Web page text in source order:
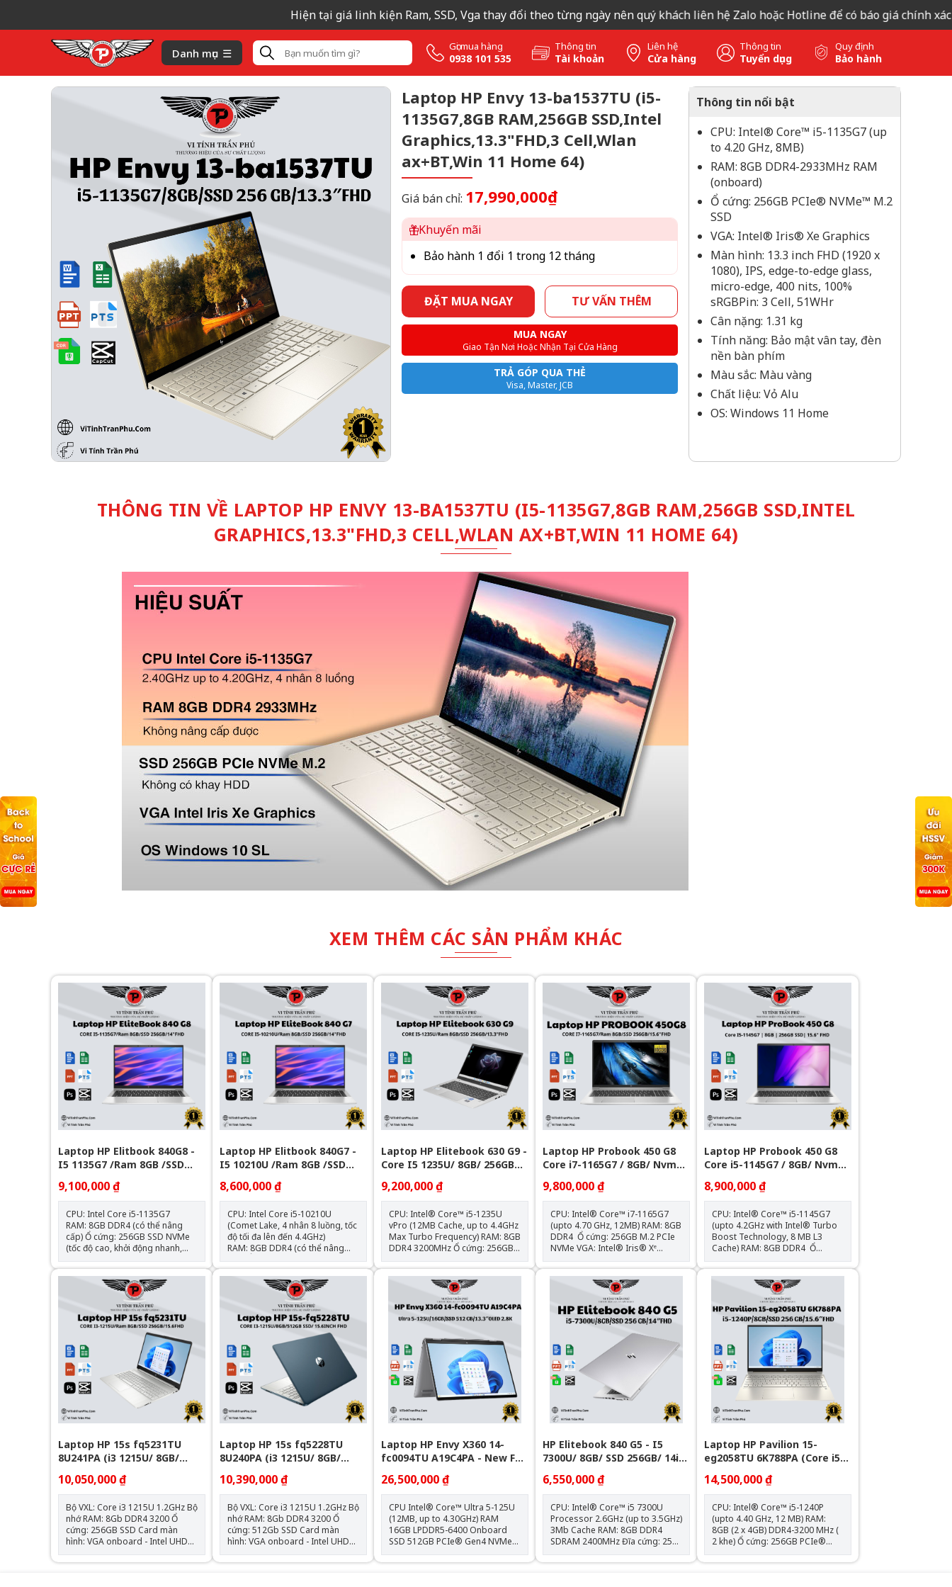
Hiện tại giá linh kiện Ram, SSD, Vga thay đổi theo từng ngày nên quý khách liên hệ Zalo hoặc Hotline để có báo giá chính xác
Danh mục Gọi mua hàng
0938 101 535
Thông tin
Tài khoản
Liên hệ
Cửa hàng
Thông tin
Tuyển dụng
Quy định
Bảo hành
Laptop HP Envy 13-ba1537TU (i5-
1135G7,8GB RAM,256GB SSD,Intel
Graphics,13.3"FHD,3 Cell,Wlan
ax+BT,Win 11 Home 64)
Giá bán chỉ: 17,990,000₫
Khuyến mãi
Bảo hành 1 đổi 1 trong 12 tháng
ĐẶT MUA NGAY TƯ VẤN THÊM
MUA NGAY
Giao Tận Nơi Hoặc Nhận Tại Cửa Hàng
TRẢ GÓP QUA THẺ
Visa, Master, JCB
Thông tin nổi bật
CPU: Intel® Core™ i5-1135G7 (up
to 4.20 GHz, 8MB)
RAM: 8GB DDR4-2933MHz RAM
(onboard)
Ổ cứng: 256GB PCIe® NVMe™ M.2
SSD
VGA: Intel® Iris® Xe Graphics
Màn hình: 13.3 inch FHD (1920 x
1080), IPS, edge-to-edge glass,
micro-edge, 400 nits, 100%
sRGBPin: 3 Cell, 51WHr
Cân nặng: 1.31 kg
Tính năng: Bảo mật vân tay, đèn
nền bàn phím
Màu sắc: Màu vàng
Chất liệu: Vỏ Alu
OS: Windows 11 Home
THÔNG TIN VỀ LAPTOP HP ENVY 13-BA1537TU (I5-1135G7,8GB RAM,256GB SSD,INTEL
GRAPHICS,13.3"FHD,3 CELL,WLAN AX+BT,WIN 11 HOME 64)
XEM THÊM CÁC SẢN PHẨM KHÁC
Laptop HP Elitbook 840G8 -
I5 1135G7 /Ram 8GB /SSD
256GB/ 14FHD
9,100,000 ₫
CPU: Intel Core i5-1135G7
RAM: 8GB DDR4 (có thể nâng
cấp) Ổ cứng: 256GB SSD NVMe
(tốc độ cao, khởi động nhanh,
nâng cấp được) Màn hình: 14.0
inch Full HD (1920 x 1080) IPS,
viền mỏng – cho góc nhìn rộng
và hình ảnh sắc nét Đồ họa: Intel
UHD Graphics – đáp ứng tốt các
tác vụ văn phòng, học tập và giải
trí cơ bản Trọng lượng: Khoảng
1.33kg – mỏng nhẹ, dễ mang
theo Chất liệu: Vỏ nhôm nguyên
khối màu bạc – hiện đại, bền bỉ
và cao cấp Hệ điều hành: Chưa
Bao Gồm
Laptop HP Elitbook 840G7 -
I5 10210U /Ram 8GB /SSD
256GB/ 14FHD
8,600,000 ₫
CPU: Intel Core i5-10210U
(Comet Lake, 4 nhân 8 luồng, tốc
độ tối đa lên đến 4.4GHz)
RAM: 8GB DDR4 (có thể nâng
cấp) Ổ cứng: 256GB SSD NVMe
(tốc độ cao, khởi động nhanh,
nâng cấp được) Màn hình: 14.0
inch Full HD (1920 x 1080) IPS,
viền mỏng – cho góc nhìn rộng
và hình ảnh sắc nét Đồ họa: Intel
UHD Graphics – đáp ứng tốt các
tác vụ văn phòng, học tập và giải
trí cơ bản Trọng lượng: Khoảng
1.33kg – mỏng nhẹ, dễ mang
theo Chất liệu: Vỏ nhôm nguyên
khối màu bạc – hiện đại, bền bỉ
và cao cấp Hệ điều hành: Chưa
Bao Gồm
Laptop HP Elitebook 630 G9 -
Core I5 1235U/ 8GB/ 256GB
PCIE/13.3 FHD/WIN11/BẠC
9,200,000 ₫
CPU: Intel® Core™ i5-1235U
vPro (12MB Cache, up to 4.4GHz
Max Turbo Frequency) RAM: 8GB
DDR4 3200MHz Ổ cứng: 256GB
PCIe M.2 SSD VGA: Intel® Iris®
Xe Graphics Màn hình: 13.3" FHD
(1920 x 1080), IPS, Narrow Bezel,
anti-glare, 250 nits, 45% NTSC
Kết nối: 1x Thunderbolt™ 4; 2x
USB Type-A; 1x HDMI 2.1; 1x RJ-
combo jack Trọng lượng: 1.28kg
Loại Pin: 58 Wh Lithium-Ion
Laptop HP Probook 450 G8
Core i7-1165G7 / 8GB/ Nvme
256GB/ 15.6" FHD
9,800,000 ₫
CPU: Intel® Core™ i7-1165G7
(upto 4.70 GHz, 12MB) RAM: 8GB
DDR4 Ổ cứng: 256GB M.2 PCIe
NVMe VGA: Intel® Iris® Xᵉ
Graphics Màn hình: 15.6 inch
FHD (1920 x 1080), IPS, Narrow
Bezel, Anti-Glare, 250 nits, 45%
3x USB 3.1 Type-A, 1x HDMI 1.4;
1x Khe SD, Jack 3.5mm Trọng
lượng: 1.75kg Loại Pin: HP Long
Life 3-cell, 45 Wh Li-ion Polymer
Hệ điều hành: Chưa Bao Gồm
Laptop HP Probook 450 G8
Core i5-1145G7 / 8GB/ Nvme
256GB/ 15.6"
8,900,000 ₫
CPU: Intel® Core™ i5-1145G7
(upto 4.2GHz with Intel® Turbo
Boost Technology, 8 MB L3
Cache) RAM: 8GB DDR4 Ổ
cứng: 256GB M.2 PCIe NVMe
VGA: Intel® Iris® Xᵉ Graphics
Màn hình: 15.6 inch Kết nối: 1x
ThunderBolt 4, 3x USB 3.1 Type-
A, 1x HDMI 1.4; 1x Khe SD, Jack
3.5mm Trọng lượng: 1.75kg Loại
Pin: HP Long Life 3-cell, 45 Wh Li-
Bao Gồm
Laptop HP 15s fq5231TU
8U241PA (i3 1215U/ 8GB/
256GB SSD/15.6 inch
FHD/Win11/ Silver)
10,050,000 ₫
Bộ VXL: Core i3 1215U 1.2GHz Bộ
nhớ RAM: 8Gb DDR4 3200 Ổ
cứng: 256GB SSD Card màn
hình: VGA onboard - Intel UHD
Graphics Kích thước màn hình:
15.6inch Full HD Hệ điều hành:
Laptop HP 15s fq5228TU
8U240PA (i3 1215U/ 8GB/
512GB SSD/15.6 inch
FHD/Win11/ Blue)
10,390,000 ₫
Bộ VXL: Core i3 1215U 1.2GHz Bộ
nhớ RAM: 8Gb DDR4 3200 Ổ
cứng: 512Gb SSD Card màn
hình: VGA onboard - Intel UHD
Graphics Kích thước màn hình:
15.6inch Full HD Hệ điều hành:
Laptop HP Envy X360 14-
fc0094TU A19C4PA - New Full
26,500,000 ₫
CPU Intel® Core™ Ultra 5-125U
(12MB, up to 4.30GHz) RAM
16GB LPDDR5-6400 Onboard
SSD 512GB PCIe® Gen4 NVMe™
M.2 VGA Intel® Graphics
Display 14 inch OLED 2.8K
HP Elitebook 840 G5 - I5
7300U/ 8GB/ SSD 256GB/ 14in
6,550,000 ₫
CPU: Intel® Core™ i5 7300U
Processor 2.6GHz (up to 3.5GHz)
3Mb Cache RAM: 8GB DDR4
SDRAM 2400MHz Đĩa cứng: 256
M.2 PCIe NVMe Solid State Drive
(M.2 SSD) Màn hình: 14″ FHD LED
Laptop HP Pavilion 15-
eg2058TU 6K788PA (Core i5-
1240P | 8GB | 256GB | Intel
Iris Xe | 15.6 inch FHD |
Windows 11 | Vàng)
14,500,000 ₫
CPU: Intel® Core™ i5-1240P
(upto 4.40 GHz, 12 MB) RAM:
8GB (2 x 4GB) DDR4-3200 MHz (
2 khe) Ổ cứng: 256GB PCIe®
NVMe™ M.2 SSD VGA: Intel®
Iris® Xe Graphics Màn hình: